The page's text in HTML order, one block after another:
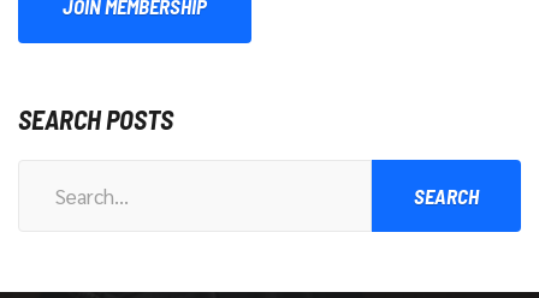
JOIN MEMBERSHIP
SEARCH POSTS